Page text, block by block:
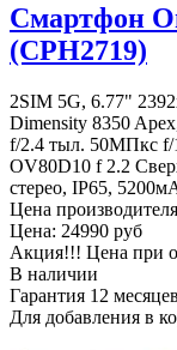
Смартфон
(CPH2719)
2SIM 5G, 6.77"
Dimensity 8350
f/2.4 тыл. 50MПкс
OV80D10 f 2.2
стерео, IP65,
Цена
Цена: 24990 руб
Акция!!! Цена при
В наличии
Гарантия 12 месяцев
Для добавления в